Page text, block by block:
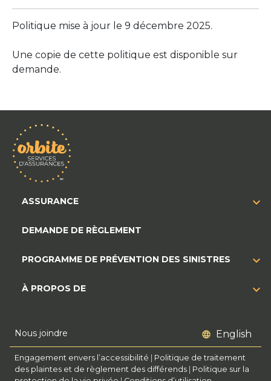
Politique mise à jour le 9 décembre 2025.
Une copie de cette politique est disponible sur
demande.
ASSURANCE
DEMANDE DE RÈGLEMENT
PROGRAMME DE PRÉVENTION DES SINISTRES
À PROPOS DE
Nous joindre English
Engagement envers l’accessibilité
Politique de traitement
des plaintes et de règlement des différends
Politique sur la